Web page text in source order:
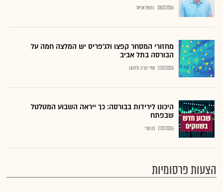
28.07.2026 נתנאל אריאל
מחזורי המסחר קפצו ולג'פריס יש המלצה חמה על
הבורסה בתל אביב
27.07.2026 שירי חביב-ולדהורן
היכונו לירידות בבורסה: כך ייראה השבוע המטלטל
שבפתח
27.07.2026 רם מורי
הצעות פרסומיות